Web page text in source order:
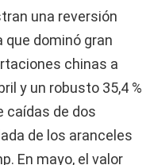
una reversión
dominó gran
chinas a
y un robusto 35,4 %
caídas de dos
de los aranceles
En mayo, el valor